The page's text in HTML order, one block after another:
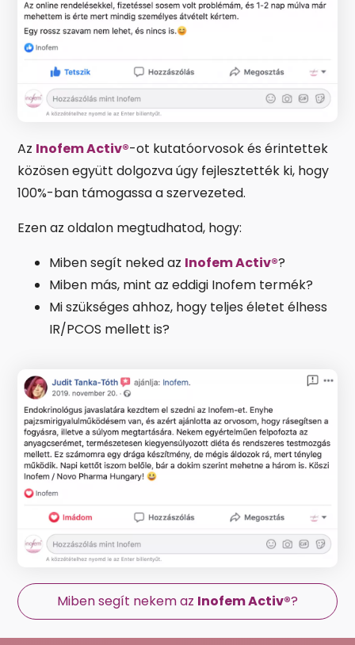
Az Inofem Activ®-ot kutatóorvosok és érintettek
közösen együtt dolgozva úgy fejlesztették ki, hogy
100%-ban támogassa a szervezeted.
Ezen az oldalon megtudhatod, hogy:
Miben segít neked az Inofem Activ®?
Miben más, mint az eddigi Inofem termék?
Mi szükséges ahhoz, hogy teljes életet élhess
IR/PCOS mellett is?
Miben segít nekem az Inofem Activ®?